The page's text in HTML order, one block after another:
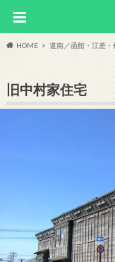
HOME 道南／函館・江差・
旧中村家住宅